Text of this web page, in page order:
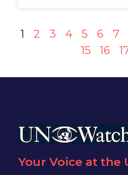
1 2 3 4 5 6 7
15
16
Your Voice at the